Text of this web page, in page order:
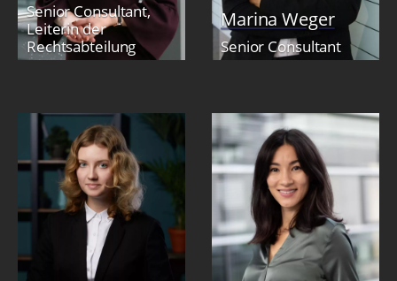
Senior Consultant,
Leiterin der
Rechtsabteilung
Marina Weger
Senior Consultant